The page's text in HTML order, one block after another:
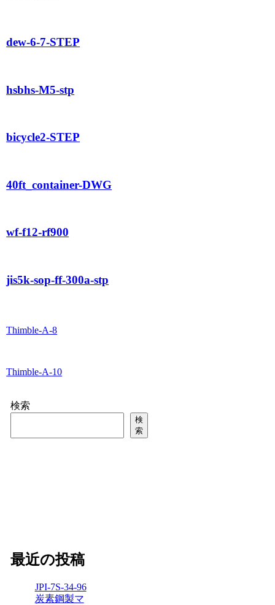
dew-6-7-STEP
hsbhs-M5-stp
bicycle2-STEP
40ft_container-DWG
wf-f12-rf900
jis5k-sop-ff-300a-stp
Thimble-A-8
Thimble-A-10
検索
検
索
最近の投稿
JPI-7S-34-96
炭素鋼製マ